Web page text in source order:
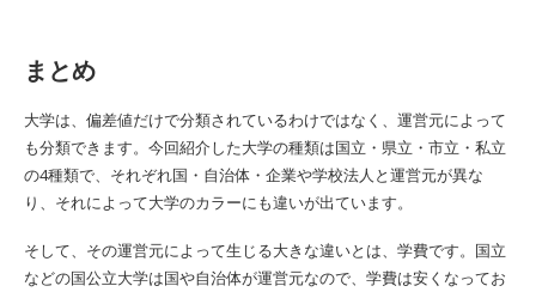
まとめ
大学は、偏差値だけで分類されているわけではなく、運営元によって
も分類できます。今回紹介した大学の種類は国立・県立・市立・私立
の4種類で、それぞれ国・自治体・企業や学校法人と運営元が異な
り、それによって大学のカラーにも違いが出ています。
そして、その運営元によって生じる大きな違いとは、学費です。国立
などの国公立大学は国や自治体が運営元なので、学費は安くなってお